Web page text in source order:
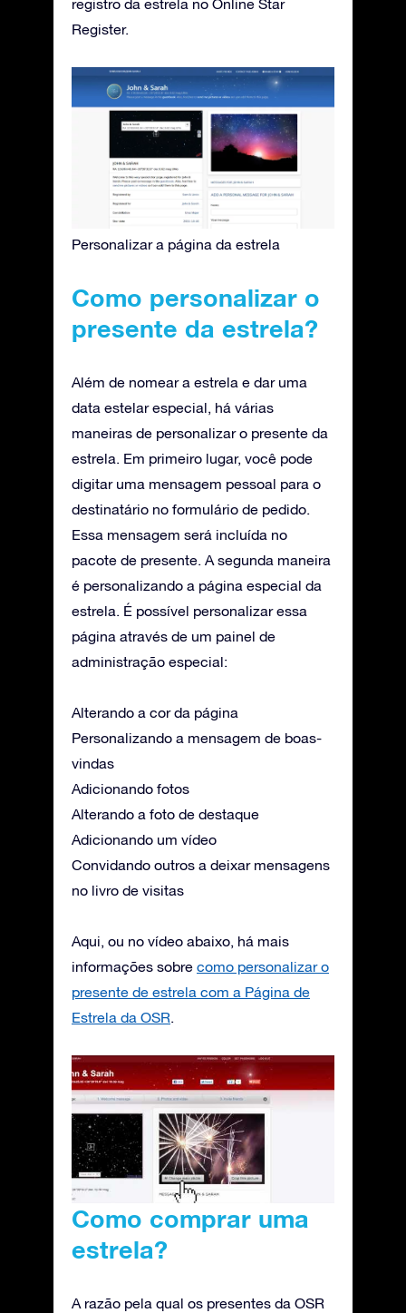
registro da estrela no Online Star
Register.
Personalizar a página da estrela
Como personalizar o
presente da estrela?
Além de nomear a estrela e dar uma
data estelar especial, há várias
maneiras de personalizar o presente da
estrela. Em primeiro lugar, você pode
digitar uma mensagem pessoal para o
destinatário no formulário de pedido.
Essa mensagem será incluída no
pacote de presente. A segunda maneira
é personalizando a página especial da
estrela. É possível personalizar essa
página através de um painel de
administração especial:
Alterando a cor da página
Personalizando a mensagem de boas-
vindas
Adicionando fotos
Alterando a foto de destaque
Adicionando um vídeo
Convidando outros a deixar mensagens
no livro de visitas
Aqui, ou no vídeo abaixo, há mais
informações sobre como personalizar o
presente de estrela com a Página de
Estrela da OSR.
Como comprar uma
estrela?
A razão pela qual os presentes da OSR